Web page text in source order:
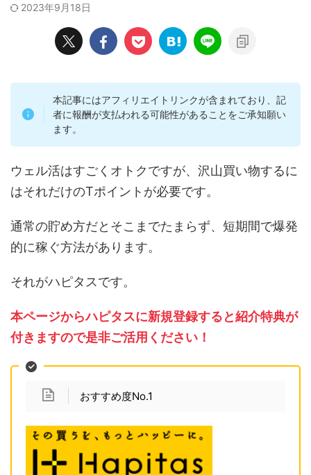
2023年9月18日
本記事にはアフィリエイトリンクが含まれており、記
者に報酬が支払われる可能性があることをご承知願い
ます。
ウェル活はすごくオトクですが、沢山買い物するに
はそれだけのTポイントが必要です。
通常の貯め方だとそこまでたまらず、短期間で爆発
的に稼ぐ方法があります。
それがハピタスです。
本ページからハピタスに新規登録すると紹介特典が
付きますので是非ご活用ください！
おすすめ度No.1